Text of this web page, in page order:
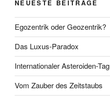
NEUESTE BEITRÄGE
Egozentrik oder Geozentrik?
Das Luxus-Paradox
Internationaler Asteroiden-Tag
Vom Zauber des Zeitstaubs